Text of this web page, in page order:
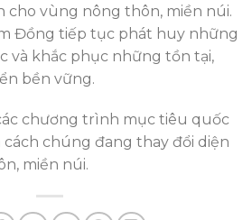
cho vùng nông thôn, miền núi.
Đồng tiếp tục phát huy những
và khắc phục những tồn tại,
bền vững.
chương trình mục tiêu quốc
cách chúng đang thay đổi diện
miền núi.